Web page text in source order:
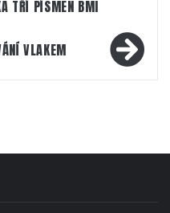
TŘÍ PÍSMEN BMI
VLAKEM